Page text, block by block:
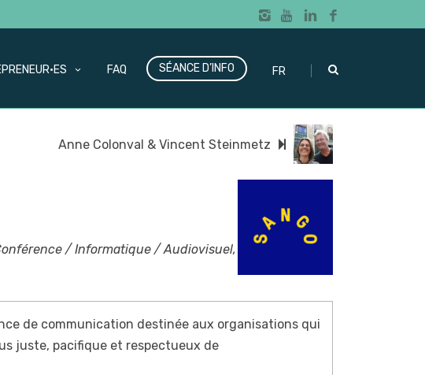
FAQ SÉANCE D’INFO FR |
Anne Colonval & Vincent Steinmetz
/ Informatique / Audiovisuel,
de communication destinée aux organisations qui
juste, pacifique et respectueux de